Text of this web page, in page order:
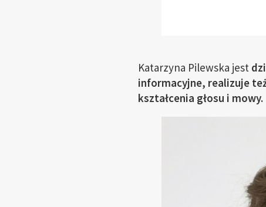
Katarzyna Pilewska jest
informacyjne, realizuje
kształcenia głosu i mowy.